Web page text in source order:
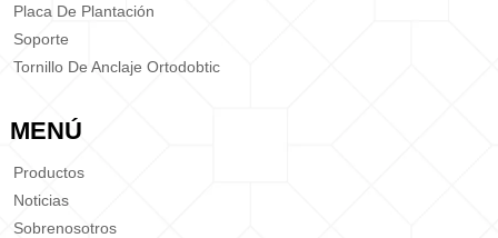
Placa De Plantación
Soporte
Tornillo De Anclaje Ortodobtic
MENÚ
Productos
Noticias
Sobrenosotros